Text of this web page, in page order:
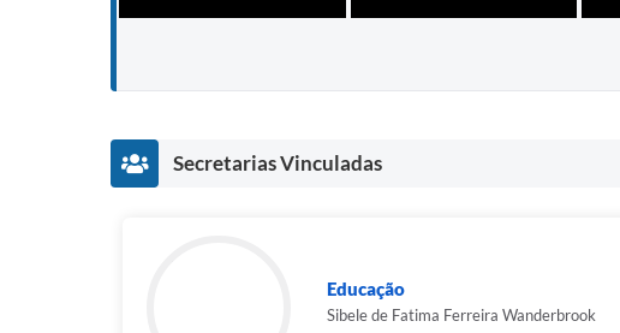
Secretarias Vinculadas
Educação
Sibele de Fatima Ferreira Wanderbrook